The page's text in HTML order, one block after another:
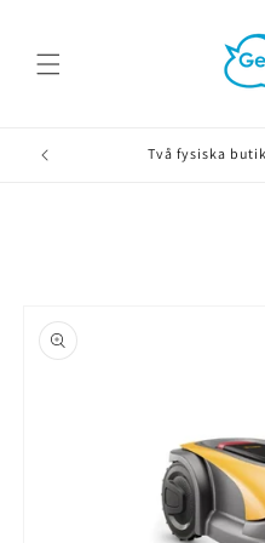
innehåll
Två fysiska